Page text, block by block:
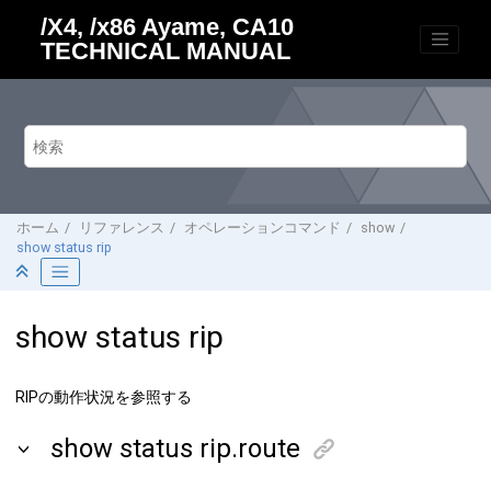
/X4, /x86 Ayame, CA10
TECHNICAL MANUAL
ホーム リファレンス オペレーションコマンド
show
show status rip
show status rip
RIPの動作状況を参照する
show status rip.route